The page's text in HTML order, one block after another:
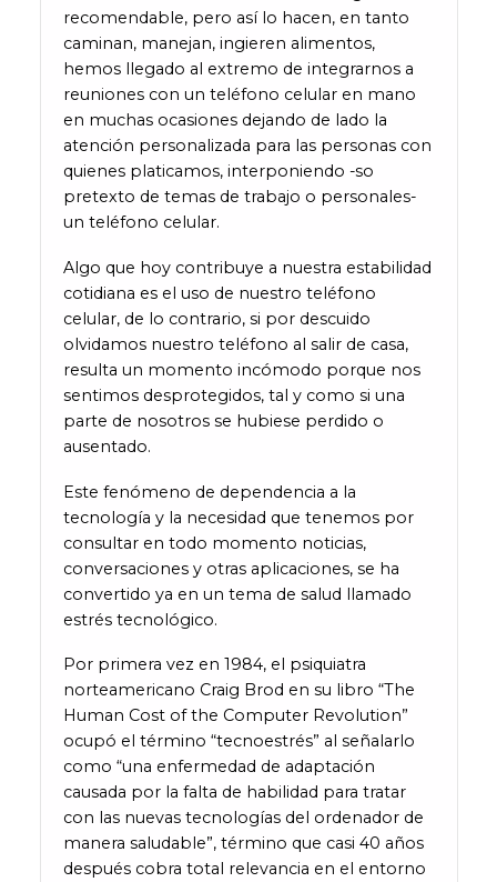
recomendable, pero así lo hacen, en tanto
caminan, manejan, ingieren alimentos,
hemos llegado al extremo de integrarnos a
reuniones con un teléfono celular en mano
en muchas ocasiones dejando de lado la
atención personalizada para las personas con
quienes platicamos, interponiendo -so
pretexto de temas de trabajo o personales-
un teléfono celular.
Algo que hoy contribuye a nuestra estabilidad
cotidiana es el uso de nuestro teléfono
celular, de lo contrario, si por descuido
olvidamos nuestro teléfono al salir de casa,
resulta un momento incómodo porque nos
sentimos desprotegidos, tal y como si una
parte de nosotros se hubiese perdido o
ausentado.
Este fenómeno de dependencia a la
tecnología y la necesidad que tenemos por
consultar en todo momento noticias,
conversaciones y otras aplicaciones, se ha
convertido ya en un tema de salud llamado
estrés tecnológico.
Por primera vez en 1984, el psiquiatra
norteamericano Craig Brod en su libro “The
Human Cost of the Computer Revolution”
ocupó el término “tecnoestrés” al señalarlo
como “una enfermedad de adaptación
causada por la falta de habilidad para tratar
con las nuevas tecnologías del ordenador de
manera saludable”, término que casi 40 años
después cobra total relevancia en el entorno